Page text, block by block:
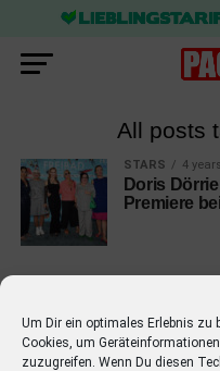
Um Dir ein optimales Erlebnis zu
Cookies, um
zuzugreifen. Wenn Du diesen
All posts
STARS 4
Doris
Premiere